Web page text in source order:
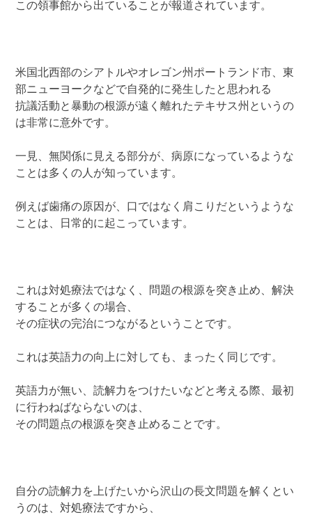
この領事館から出ていることが報道されています。
米国北西部のシアトルやオレゴン州ポートランド市、東
部ニューヨークなどで自発的に発生したと思われる
抗議活動と暴動の根源が遠く離れたテキサス州というの
は非常に意外です。
一見、無関係に見える部分が、病原になっているような
ことは多くの人が知っています。
例えば歯痛の原因が、口ではなく肩こりだというような
ことは、日常的に起こっています。
これは対処療法ではなく、問題の根源を突き止め、解決
することが多くの場合、
その症状の完治につながるということです。
これは英語力の向上に対しても、まったく同じです。
英語力が無い、読解力をつけたいなどと考える際、最初
に行わねばならないのは、
その問題点の根源を突き止めることです。
自分の読解力を上げたいから沢山の長文問題を解くとい
うのは、対処療法ですから、